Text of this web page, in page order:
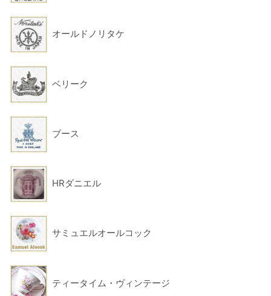
オールドノリタケ
ベリーク
ブース
HRダニエル
サミュエルオールコック
ティータイム・ヴィンテージ